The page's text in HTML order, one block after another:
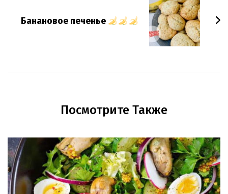
Банановое печенье
Посмотрите Также